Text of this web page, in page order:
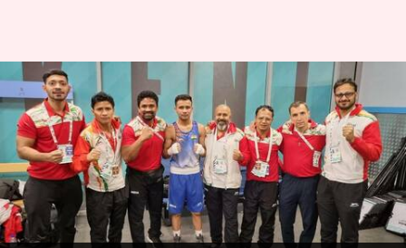
உலக குத்துச்சண்டை
சாம்பியன்ஷிப் 2023 :
இந்தியாவின் தீபக்
போரியா, நிஷாந்த் தேவ்
காலிறுதிக்கு தகுதி!
எழுதியவர் Sekar Chinnappan May 09, 2023 05:37 pm